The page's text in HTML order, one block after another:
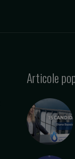
Articole